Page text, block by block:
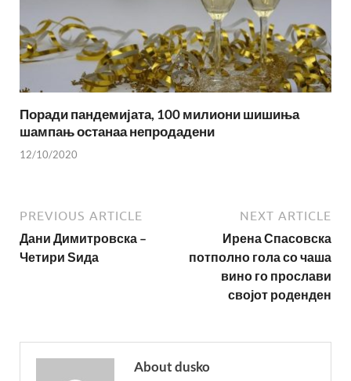
Поради пандемијата, 100 милиони шишиња
шампањ останаа непродадени
12/10/2020
PREVIOUS ARTICLE
Дани Димитровска –
Четири Ѕида
NEXT ARTICLE
Ирена Спасовска
потполно гола со чаша
вино го прослави
својот роденден
About dusko